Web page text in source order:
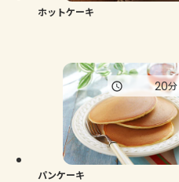
お買い物
ホットケーキ
パンケーキ
20分